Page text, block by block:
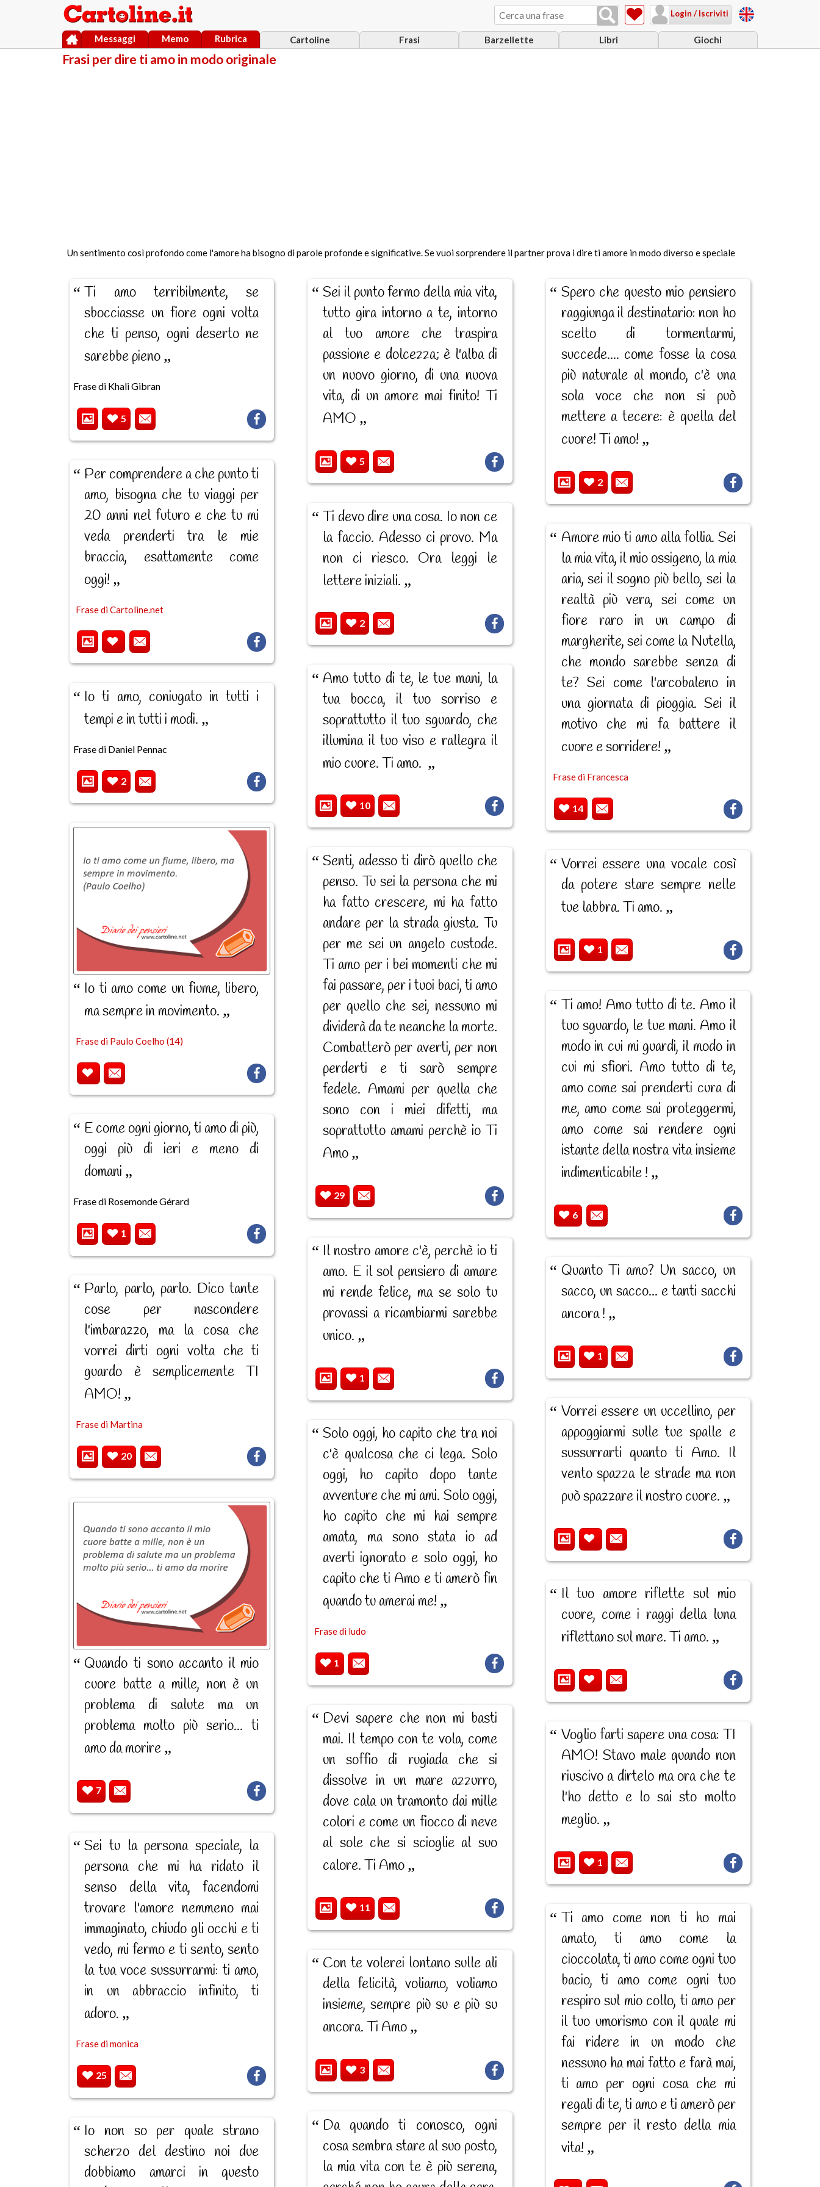
Login / Iscriviti
Cartoline Frasi Barzellette Libri Giochi
Messaggi Memo Rubrica
Frasi per dire ti amo in modo originale
Un sentimento così profondo come l'amore ha bisogno di parole profonde e significative. Se vuoi sorprendere il partner prova i dire ti amore in modo diverso e speciale
Ti amo terribilmente, se
sbocciasse un fiore ogni volta
che ti penso, ogni deserto ne
sarebbe pieno
Frase di Khali Gibran
5
Per comprendere a che punto ti
amo, bisogna che tu viaggi per
20 anni nel futuro e che tu mi
veda prenderti tra le mie
braccia, esattamente come
oggi!
Frase di Cartoline.net
Io ti amo, coniugato in tutti i
tempi e in tutti i modi.
Frase di Daniel Pennac
2
Io ti amo come un fiume, libero,
ma sempre in movimento.
Frase di Paulo Coelho (14)
E come ogni giorno, ti amo di più,
oggi più di ieri e meno di
domani
Frase di Rosemonde Gérard
1
Parlo, parlo, parlo. Dico tante
cose per nascondere
l'imbarazzo, ma la cosa che
vorrei dirti ogni volta che ti
guardo è semplicemente TI
AMO!
Frase di Martina
20
Quando ti sono accanto il mio
cuore batte a mille, non è un
problema di salute ma un
problema molto più serio... ti
amo da morire
7
Sei tu la persona speciale, la
persona che mi ha ridato il
senso della vita, facendomi
trovare l'amore nemmeno mai
immaginato, chiudo gli occhi e ti
vedo, mi fermo e ti sento, sento
la tua voce sussurrarmi: ti amo,
in un abbraccio infinito, ti
adoro.
Frase di monica
25
Io non so per quale strano
scherzo del destino noi due
dobbiamo amarci in questo
Sei il punto fermo della mia vita,
tutto gira intorno a te, intorno
al tuo amore che traspira
passione e dolcezza; è l'alba di
un nuovo giorno, di una nuova
vita, di un amore mai finito! Ti
AMO
5
Ti devo dire una cosa. Io non ce
la faccio. Adesso ci provo. Ma
non ci riesco. Ora leggi le
lettere iniziali.
2
Amo tutto di te, le tue mani, la
tua bocca, il tuo sorriso e
soprattutto il tuo sguardo, che
illumina il tuo viso e rallegra il
mio cuore. Ti amo.
10
Senti, adesso ti dirò quello che
penso. Tu sei la persona che mi
ha fatto crescere, mi ha fatto
andare per la strada giusta. Tu
per me sei un angelo custode.
Ti amo per i bei momenti che mi
fai passare, per i tuoi baci, ti amo
per quello che sei, nessuno mi
dividerà da te neanche la morte.
Combatterò per averti, per non
perderti e ti sarò sempre
fedele. Amami per quella che
sono con i miei difetti, ma
soprattutto amami perchè io Ti
Amo
29
Il nostro amore c'è, perchè io ti
amo. E il sol pensiero di amare
mi rende felice, ma se solo tu
provassi a ricambiarmi sarebbe
unico.
1
Solo oggi, ho capito che tra noi
c'è qualcosa che ci lega. Solo
oggi, ho capito dopo tante
avventure che mi ami. Solo oggi,
ho capito che mi hai sempre
amata, ma sono stata io ad
averti ignorato e solo oggi, ho
capito che ti Amo e ti amerò fin
quando tu amerai me!
Frase di ludo
1
Devi sapere che non mi basti
mai. Il tempo con te vola, come
un soffio di rugiada che si
dissolve in un mare azzurro,
dove cala un tramonto dai mille
colori e come un fiocco di neve
al sole che si scioglie al suo
calore. Ti Amo
11
Con te volerei lontano sulle ali
della felicità, voliamo, voliamo
insieme, sempre più su e più su
ancora. Ti Amo
3
Da quando ti conosco, ogni
cosa sembra stare al suo posto,
la mia vita con te è più serena,
Spero che questo mio pensiero
raggiunga il destinatario: non ho
scelto di tormentarmi,
succede.... come fosse la cosa
più naturale al mondo, c'è una
sola voce che non si può
mettere a tecere: è quella del
cuore! Ti amo!
2
Amore mio ti amo alla follia. Sei
la mia vita, il mio ossigeno, la mia
aria, sei il sogno più bello, sei la
realtà più vera, sei come un
fiore raro in un campo di
margherite, sei come la Nutella,
che mondo sarebbe senza di
te? Sei come l'arcobaleno in
una giornata di pioggia. Sei il
motivo che mi fa battere il
cuore e sorridere!
Frase di Francesca
14
Vorrei essere una vocale così
da potere stare sempre nelle
tue labbra. Ti amo.
1
Ti amo! Amo tutto di te. Amo il
tuo sguardo, le tue mani. Amo il
modo in cui mi guardi, il modo in
cui mi sfiori. Amo tutto di te,
amo come sai prenderti cura di
me, amo come sai proteggermi,
amo come sai rendere ogni
istante della nostra vita insieme
indimenticabile !
6
Quanto Ti amo? Un sacco, un
sacco, un sacco... e tanti sacchi
ancora !
1
Vorrei essere un uccellino, per
appoggiarmi sulle tue spalle e
sussurrarti quanto ti Amo. Il
vento spazza le strade ma non
può spazzare il nostro cuore.
Il tuo amore riflette sul mio
cuore, come i raggi della luna
riflettano sul mare. Ti amo.
Voglio farti sapere una cosa: TI
AMO! Stavo male quando non
riuscivo a dirtelo ma ora che te
l'ho detto e lo sai sto molto
meglio.
1
Ti amo come non ti ho mai
amato, ti amo come la
cioccolata, ti amo come ogni tuo
bacio, ti amo come ogni tuo
respiro sul mio collo, ti amo per
il tuo umorismo con il quale mi
fai ridere in un modo che
nessuno ha mai fatto e farà mai,
ti amo per ogni cosa che mi
regali di te, ti amo e ti amerò per
sempre per il resto della mia
vita!